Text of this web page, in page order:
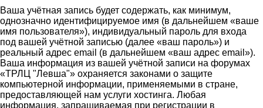
Ваша учётная запись будет содержать, как минимум,
однозначно идентифицируемое имя (в дальнейшем «ваше
имя пользователя»), индивидуальный пароль для входа
под вашей учётной записью (далее «ваш пароль») и
реальный адрес email (в дальнейшем «ваш адрес email»).
Ваша информация из вашей учётной записи на форумах
«ТРЛЦ "Левша"» охраняется законами о защите
компьютерной информации, применяемыми в стране,
предоставляющей нам услуги хостинга. Любая
информация, запрашиваемая при регистрации в